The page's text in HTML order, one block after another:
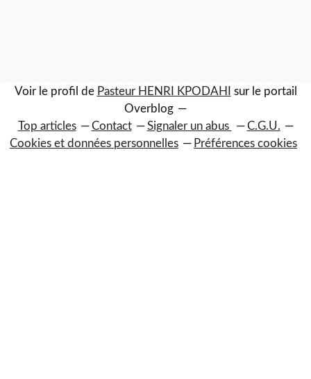
Voir le profil de Pasteur HENRI KPODAHI
sur le portail
Overblog
Top articles
Contact Signaler un abus
C.G.U.
Cookies et données personnelles
Préférences cookies